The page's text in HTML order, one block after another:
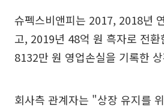
슈펙스비앤피는 2017, 2018년
고, 2019년 48억 원 흑자로 전환
8132만 원 영업손실을 기록한
회사측 관계자는 "상장 유지를